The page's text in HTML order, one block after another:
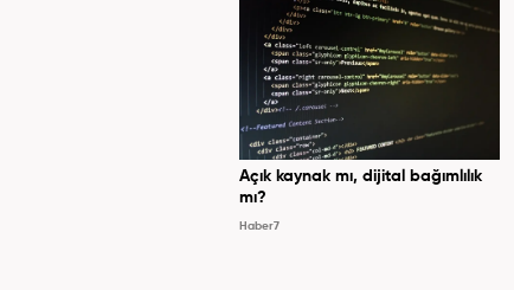
Açık kaynak mı, dijital bağımlılık
mı?
Haber7